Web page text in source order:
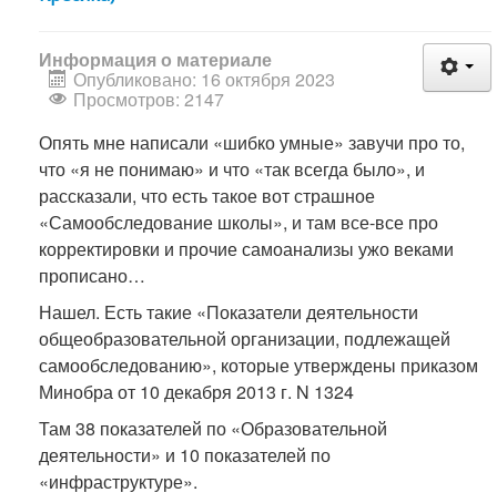
Информация о материале
Опубликовано: 16 октября 2023
Просмотров: 2147
Опять мне написали «шибко умные» завучи про то,
что «я не понимаю» и что «так всегда было», и
рассказали, что есть такое вот страшное
«Самообследование школы», и там все-все про
корректировки и прочие самоанализы ужо веками
прописано…
Нашел. Есть такие «Показатели деятельности
общеобразовательной организации, подлежащей
самообследованию», которые утверждены приказом
Минобра от 10 декабря 2013 г. N 1324
Там 38 показателей по «Образовательной
деятельности» и 10 показателей по
«инфраструктуре».